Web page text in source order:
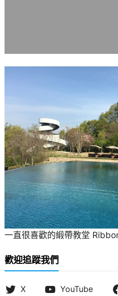
一直很喜歡的緞帶教堂
歡迎追蹤我們
X YouTube